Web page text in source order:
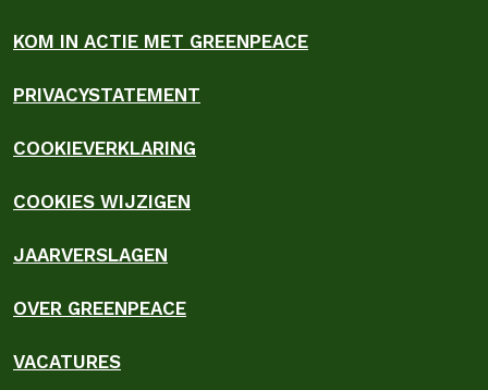
KOM IN ACTIE MET GREENPEACE
PRIVACYSTATEMENT
COOKIEVERKLARING
COOKIES WIJZIGEN
JAARVERSLAGEN
OVER GREENPEACE
VACATURES